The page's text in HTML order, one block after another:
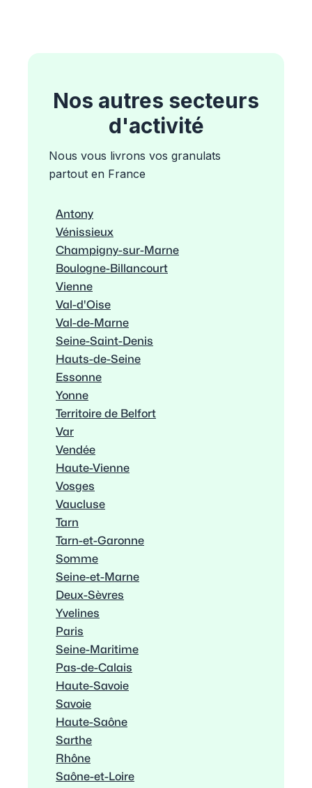
Nos autres secteurs
d'activité
Nous vous livrons vos granulats
partout en France
Antony
Vénissieux
Champigny-sur-Marne
Boulogne-Billancourt
Vienne
Val-d'Oise
Val-de-Marne
Seine-Saint-Denis
Hauts-de-Seine
Essonne
Yonne
Territoire de Belfort
Var
Vendée
Haute-Vienne
Vosges
Vaucluse
Tarn
Tarn-et-Garonne
Somme
Seine-et-Marne
Deux-Sèvres
Yvelines
Paris
Seine-Maritime
Pas-de-Calais
Haute-Savoie
Savoie
Haute-Saône
Sarthe
Rhône
Saône-et-Loire